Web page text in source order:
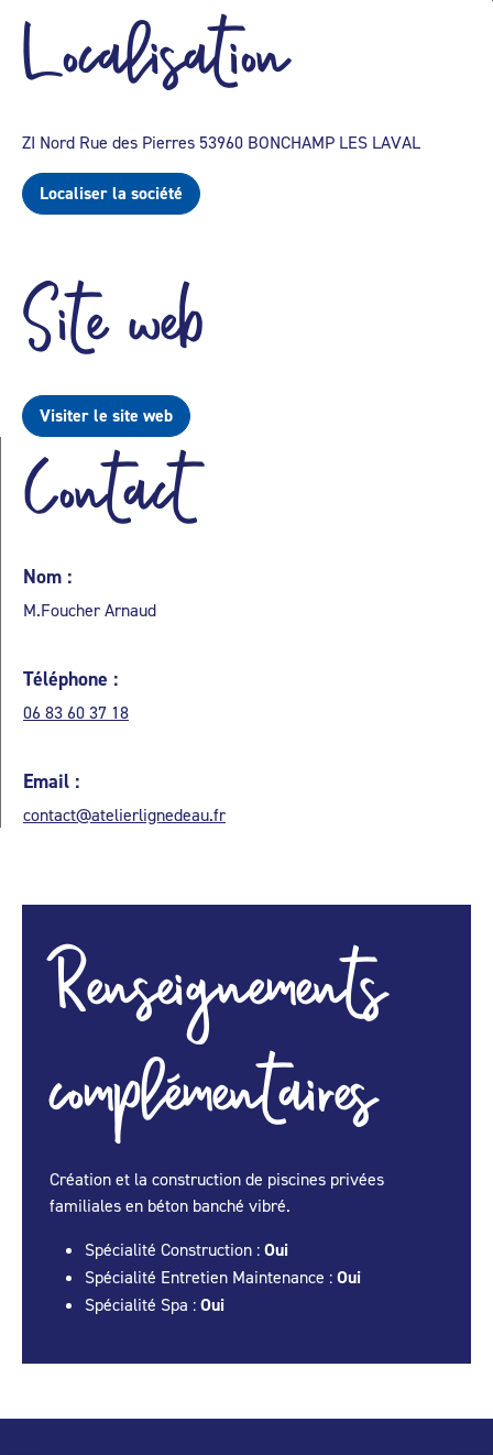
Localisation
ZI Nord Rue des Pierres 53960 BONCHAMP LES LAVAL
Localiser la société
Site web
Visiter le site web
Contact
Nom :
M.Foucher Arnaud
Téléphone :
06 83 60 37 18
Email :
contact@atelierlignedeau.fr
Renseignements
complémentaires
Création et la construction de piscines privées
familiales en béton banché vibré.
Spécialité Construction : Oui
Spécialité Entretien Maintenance : Oui
Spécialité Spa : Oui